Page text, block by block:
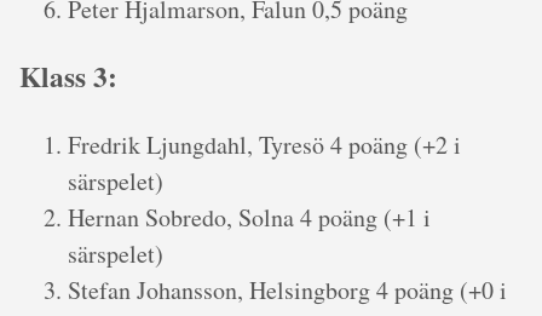
Peter Hjalmarson, Falun 0,5 poäng
Klass 3:
Fredrik Ljungdahl, Tyresö 4 poäng (+2 i
särspelet)
Hernan Sobredo, Solna 4 poäng (+1 i
särspelet)
Stefan Johansson, Helsingborg 4 poäng (+0 i